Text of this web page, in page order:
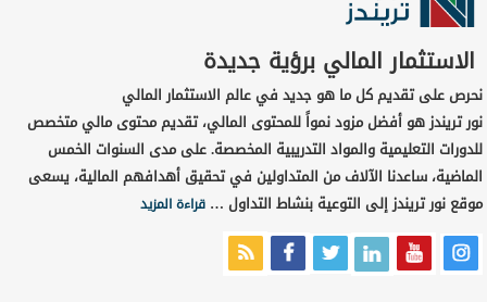
الاستثمار المالي برؤية جديدة
نحرص على تقديم كل ما هو جديد في عالم الاستثمار المالي
نور تريندز هو أفضل مزود نمواً للمحتوى المالي، تقديم محتوى مالي متخصص
للدورات التعليمية والمواد التدريبية المخصصة. على مدى السنوات الخمس
الماضية، ساعدنا الآلاف من المتداولين في تحقيق أهدافهم المالية، يسعى
موقع نور تريندز إلى التوعية بنشاط التداول …قراءة المزيد